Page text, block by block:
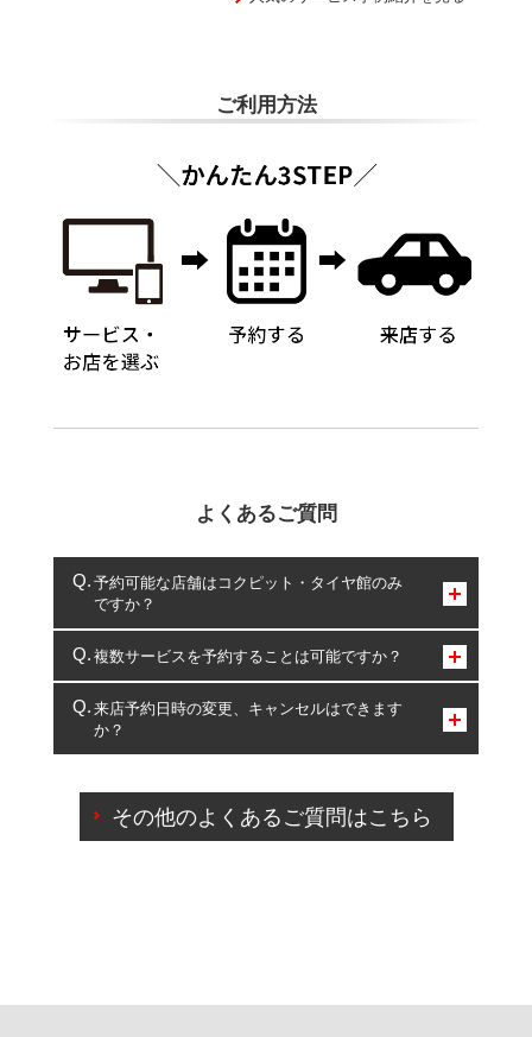
ご利用方法
よくあるご質問
予約可能な店舗はコクピット・タイヤ館のみ
ですか？
コクピット・タイヤ館のみとなります。
複数サービスを予約することは可能ですか？
複数サービスのご予約は可能です。
一部の商品・サービスの組み合わせに限り、同時にご予約が
出来ないものもございます。
来店予約日時の変更、キャンセルはできます
か？
ご来店予約日の3営業日前を過ぎている場合のご予約
の日時変更につきましては、直接ご予約の店舗まで
その他のよくあるご質問はこちら